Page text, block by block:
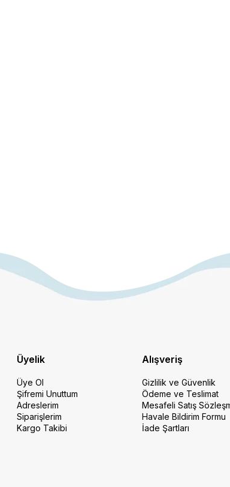
Üyelik
Üye Ol
Şifremi Unuttum
Adreslerim
Siparişlerim
Kargo Takibi
Alışveriş
Gizlilik ve Güvenlik
Ödeme ve Teslimat
Mesafeli Satış
Havale Bildirim Formu
İade Şartları